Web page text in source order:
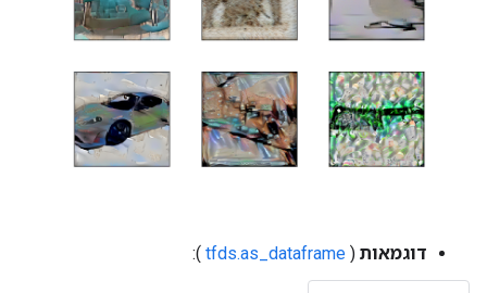
דוגמאות (
tfds.as_dataframe
):